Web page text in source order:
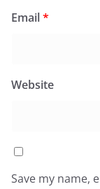
Email*
Website
Save my name,